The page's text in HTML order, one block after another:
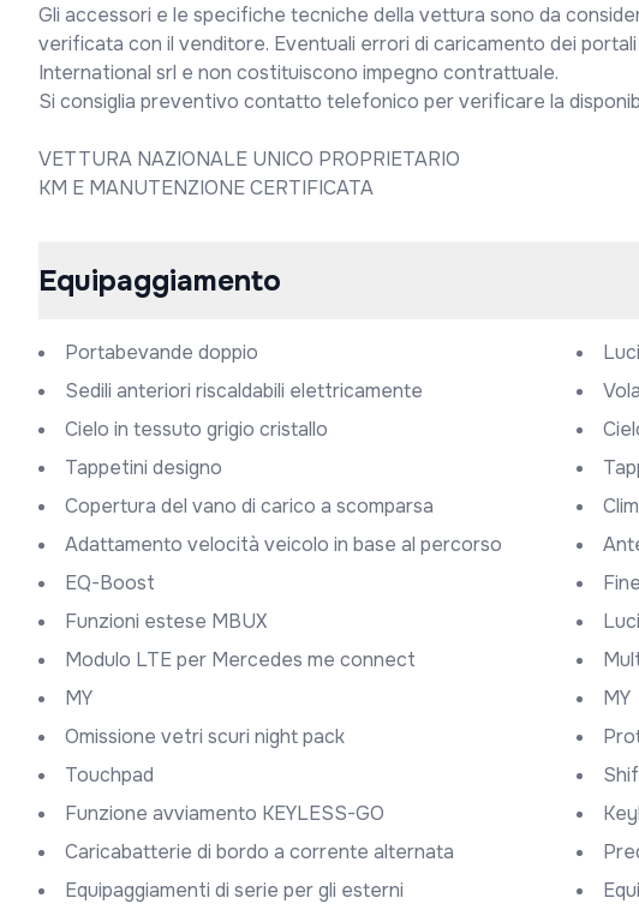
Gli accessori e le specifiche tecniche della vettura sono da
verificata con il venditore. Eventuali errori di caricamento dei
International srl e non costituiscono impegno contrattuale.
Si consiglia preventivo contatto telefonico per verificare la
VETTURA NAZIONALE UNICO PROPRIETARIO
KM E MANUTENZIONE CERTIFICATA
Equipaggiamento
Portabevande doppio
Sedili anteriori riscaldabili elettricamente
Cielo in tessuto grigio cristallo
Tappetini designo
Copertura del vano di carico a scomparsa
Adattamento velocità veicolo in base al percorso
EQ-Boost
funzioni estese MBUX
Modulo LTE per Mercedes me connect
MY
MY
omissione vetri scuri night pack
Touchpad
Funzione avviamento KEYLESS-GO
Caricabatterie di bordo a corrente alternata
Equipaggiamenti di serie per gli esterni